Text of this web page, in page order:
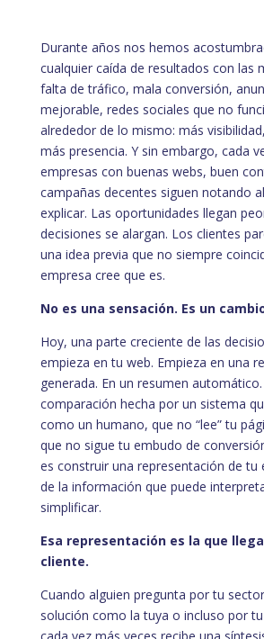
Durante años nos hemos
cualquier caída de resultados con las
falta de tráfico, mala conversión,
mejorable, redes sociales que no
alrededor de lo mismo: más
más presencia. Y sin embargo, cada
empresas con buenas webs, buen
campañas decentes siguen notando
explicar. Las oportunidades llegan
decisiones se alargan. Los clientes
una idea previa que no siempre
empresa cree que es.
No es una sensación. Es un
Hoy, una parte creciente de las
empieza en tu web. Empieza en una
generada. En un resumen automático.
comparación hecha por un sistema
como un humano, que no “lee” tu
que no sigue tu embudo de
es construir una representación de tu
de la información que puede
simplificar.
Esa representación es la que
cliente.
Cuando alguien pregunta por tu
solución como la tuya o incluso por